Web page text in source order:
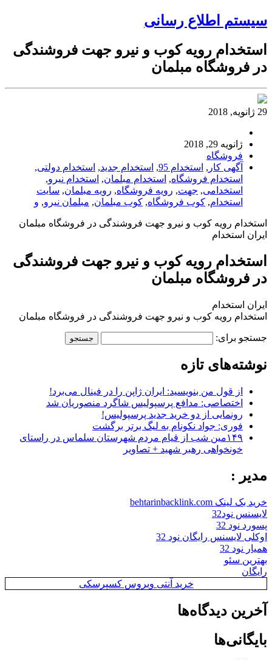
سیستم اطلاع رسانی
استخدام رویه کوب و نیرو جهت فروشندگی
در فروشگاه مبلمان
29 ژانویه, 2018
ژانویه 29, 2018
فروشگاه
آگهی کار , استخدام 95 , استخدام جدید, استخدام دولتی,
استخدام فروشگاه, استخدام مبلمان, استخدام نیرو,
استخدامی, جهت, رویه فروشگاه, رویه مبلمان, سایت
استخدام, کوب فروشگاه, کوب مبلمان, مبلمان نیرو, و
استخدام رویه کوب و نیرو جهت فروشندگی در فروشگاه مبلمان
ایران استخدام
استخدام رویه کوب و نیرو جهت فروشندگی
در فروشگاه مبلمان
ایران استخدام
استخدام رویه کوب و نیرو جهت فروشندگی در فروشگاه مبلمان
جستجو برای:
نوشته‌های تازه
از قول من بنویسید: ایران ژاپن را در فینال می‌برد!
اختصاصی: مدافع پرسپولیس شاگرد منصوریان شد
رونمایی از دو خرید جدید پرسپولیس!
فوری: جواد نکونام به لیگ برتر برگشت
۱۴۹مین شب از قیام مردم شهرستان سلماس در راستای
خونخواهی رهبر شهید + تصاویر
مدیر :
خرید بک لینک behtarinbacklink.com
لایسنس نود32
پسورد نود 32
اوکلی لایسنس رایگان نود 32
همیار نود 32
بهترین سئو
رایگان
خرید آنتی ویروس کسپرسکی
آخرین دیدگاه‌ها
بایگانی‌ها